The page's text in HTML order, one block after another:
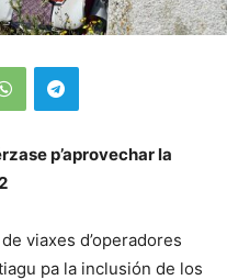
p’aprovechar la
viaxes d’operadores
pa la inclusión de los